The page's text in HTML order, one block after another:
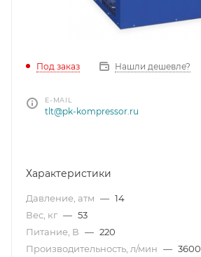
Под заказ Нашли дешевле?
E-MAIL
tlt@pk-kompressor.ru
Характеристики
Давление, атм — 14
Вес, кг — 53
Питание, В — 220
Производительность, л/мин — 3600